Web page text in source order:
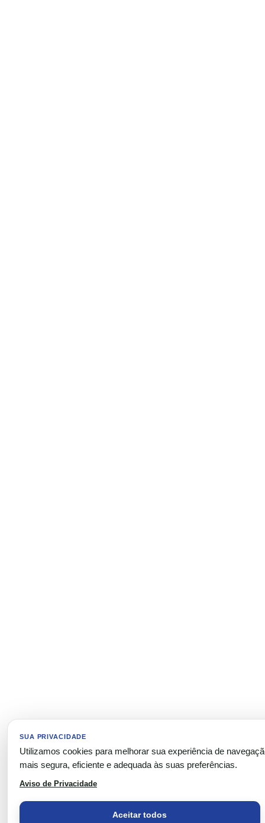
SUA PRIVACIDADE
Utilizamos cookies para melhorar sua experiência de
mais segura, eficiente e adequada às suas preferências.
Aviso de Privacidade
Aceitar todos